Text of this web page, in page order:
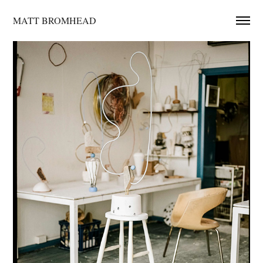
MATT BROMHEAD